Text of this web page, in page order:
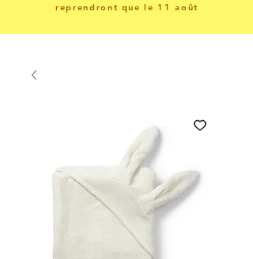
reprendront que le 11 août